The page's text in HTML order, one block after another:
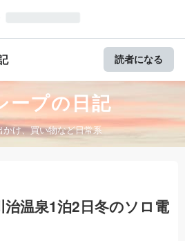
読者になる
ープの日記
かけ、買い物など日常系
治温泉1泊2日冬のソロ電